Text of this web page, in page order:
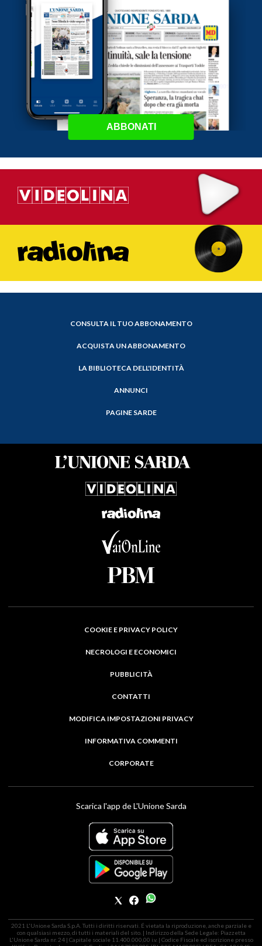
ABBONATI
CONSULTA IL TUO ABBONAMENTO
ACQUISTA UN ABBONAMENTO
LA BIBLIOTECA DELL'IDENTITÀ
ANNUNCI
PAGINE SARDE
COOKIE E PRIVACY POLICY
NECROLOGI E ECONOMICI
PUBBLICITÀ
CONTATTI
MODIFICA IMPOSTAZIONI PRIVACY
INFORMATIVA COMMENTI
CORPORATE
Scarica l'app de L'Unione Sarda
2021 L'Unione Sarda S.p.A. Tutti i diritti riservati. É vietata la riproduzione, anche parziale e
con qualsiasi mezzo, di tutti i materiali del sito. | Indirizzo della Sede Legale: Piazzetta
L'Unione Sarda nr. 24 | Capitale sociale 11.400.000,00 i.v. | Codice Fiscale ed iscrizione presso